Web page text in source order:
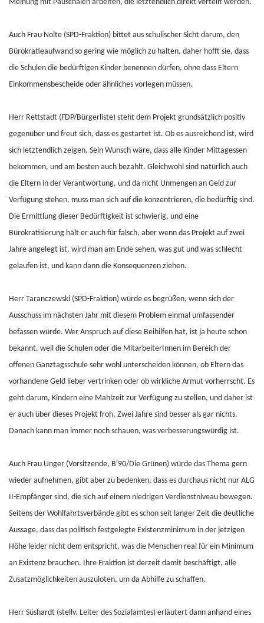
Meinung mit Pauschalen arbeiten, die letztendlich direkt verteilt werden.
Auch Frau Nolte (SPD-Fraktion) bittet aus schulischer Sicht darum, den
Bürokratieaufwand so gering wie möglich zu halten, daher hofft sie, dass
die Schulen die bedürftigen Kinder benennen dürfen, ohne dass Eltern
Einkommensbescheide oder ähnliches vorlegen müssen.
Herr Rettstadt (FDP/Bürgerliste) steht dem Projekt grundsätzlich positiv
gegenüber und freut sich, dass es gestartet ist. Ob es ausreichend ist, wird
sich letztendlich zeigen. Sein Wunsch wäre, dass alle Kinder Mittagessen
bekommen, und am besten auch bezahlt. Gleichwohl sind natürlich auch
die Eltern in der Verantwortung, und da nicht Unmengen an Geld zur
Verfügung stehen, muss man sich auf die konzentrieren, die bedürftig sind.
Die Ermittlung dieser Bedürftigkeit ist schwierig, und eine
Bürokratisierung hält er auch für falsch, aber wenn das Projekt auf zwei
Jahre angelegt ist, wird man am Ende sehen, was gut und was schlecht
gelaufen ist, und kann dann die Konsequenzen ziehen.
Herr Taranczewski (SPD-Fraktion) würde es begrüßen, wenn sich der
Ausschuss im nächsten Jahr mit diesem Problem einmal umfassender
befassen würde. Wer Anspruch auf diese Beihilfen hat, ist ja heute schon
bekannt, weil die Schulen oder die MitarbeiterInnen im Bereich der
offenen Ganztagsschule sehr wohl unterscheiden können, ob Eltern das
vorhandene Geld lieber vertrinken oder ob wirkliche Armut vorherrscht. Es
geht darum, Kindern eine Mahlzeit zur Verfügung zu stellen, und daher ist
er auch über dieses Projekt froh. Zwei Jahre sind besser als gar nichts.
Danach kann man immer noch schauen, was verbesserungswürdig ist.
Auch Frau Unger (Vorsitzende, B'90/Die Grünen) würde das Thema gern
wieder aufnehmen, gibt aber zu bedenken, dass es durchaus nicht nur ALG
II-Empfänger sind, die sich auf einem niedrigen Verdienstniveau bewegen.
Seitens der Wohlfahrtsverbände gibt es schon seit langer Zeit die deutliche
Aussage, dass das politisch festgelegte Existenzminimum in der jetzigen
Höhe leider nicht dem entspricht, was die Menschen real für ein Minimum
an Existenz brauchen. Ihre Fraktion ist derzeit damit beschäftigt, alle
Zusatzmöglichkeiten auszuloten, um da Abhilfe zu schaffen.
Herr Süshardt (stellv. Leiter des Sozialamtes) erläutert dann anhand eines